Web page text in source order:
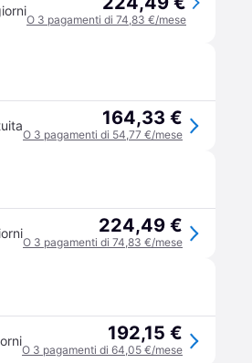
O 3 pagamenti di 74,83 €/mese
164,33 €
O 3 pagamenti di 54,77 €/mese
224,49 €
O 3 pagamenti di 74,83 €/mese
192,15 €
O 3 pagamenti di 64,05 €/mese